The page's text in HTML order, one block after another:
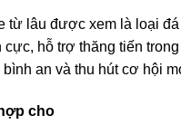
từ lâu được xem là loại
cực, hỗ trợ thăng tiến
an và thu hút cơ hội
cho